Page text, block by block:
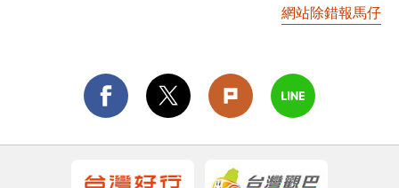
網站除錯報馬仔